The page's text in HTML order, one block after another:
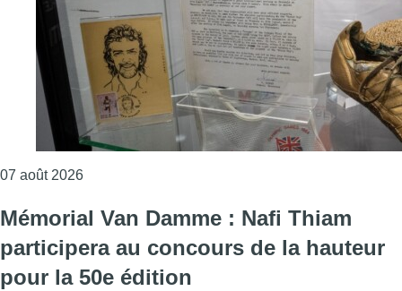
07 août 2026Consulter l'article "Mémorial Van Damme: “From
Mémorial Van Damme : Nafi Thiam
participera au concours de la hauteur
pour la 50e édition